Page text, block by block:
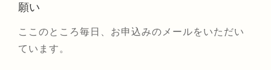
願い
ここのところ毎日、お申込みのメールをいただい
ています。